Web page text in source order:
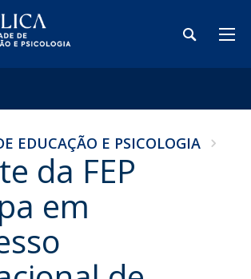
EDUCAÇÃO E PSICOLOGIA
da FEP
em